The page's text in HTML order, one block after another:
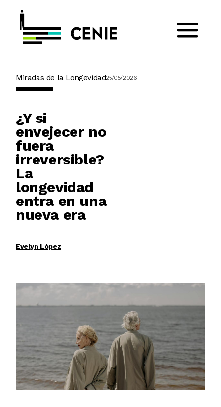
Miradas de la Longevidad25/05/2026
¿Y si
envejecer no
fuera
irreversible?
La
longevidad
entra en una
nueva era
Evelyn López